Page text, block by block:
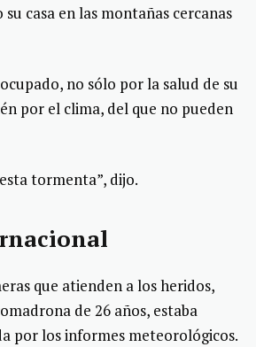
casa en las montañas cercanas
no sólo por la salud de su
por el clima, del que no pueden
tormenta”, dijo.
que atienden a los heridos,
de 26 años, estaba
por los informes meteorológicos.